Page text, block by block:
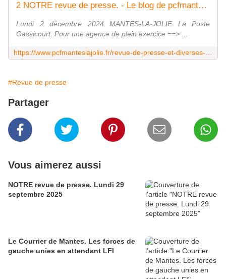
2 NOTRE revue de presse. - Le blog de pcfmanteslajolie
Lundi 2 décembre 2024 MANTES-LA-JOLIE La Poste
Gassicourt. Pour une agence de plein exercice ==> ...
#Revue de presse
Partager
Vous aimerez aussi
NOTRE revue de presse. Lundi 29
septembre 2025
Le Courrier de Mantes. Les forces de
gauche unies en attendant LFI